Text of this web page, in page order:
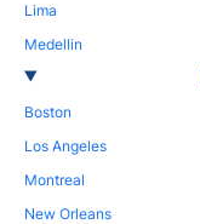
Lima
Medellin
Boston
Los Angeles
Montreal
New Orleans